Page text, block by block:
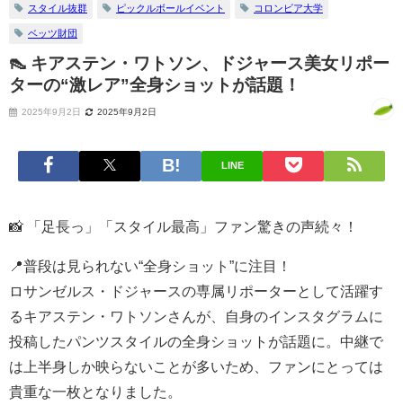
スタイル抜群 ピックルボールイベント コロンビア大学
ベッツ財団
👠 キアステン・ワトソン、ドジャース美女リポー
ターの“激レア”全身ショットが話題！
2025年9月2日 2025年9月2日
LINE
📸 「足長っ」「スタイル最高」ファン驚きの声続々！
📍普段は見られない“全身ショット”に注目！
ロサンゼルス・ドジャースの専属リポーターとして活躍す
るキアステン・ワトソンさんが、自身のインスタグラムに
投稿したパンツスタイルの全身ショットが話題に。中継で
は上半身しか映らないことが多いため、ファンにとっては
貴重な一枚となりました。